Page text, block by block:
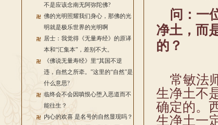
不是应该念南无阿弥陀佛?
佛的光明照耀我们身心，那佛的光
明就是极乐世界的光明啊
居士：我觉得《无量寿经》的原译
本和“汇集本”，差别不大。
《佛说无量寿经》里“其国不逆
违，自然之所牵。”这里的“自然”是
什么意思?
临终会不会因嗔恨心堕入恶道而不
能往生？
内心的欢喜 是名号的自然显现吗？
问： 一
净土，而
的？
常敏法
生净土不
确定的。
生净土一